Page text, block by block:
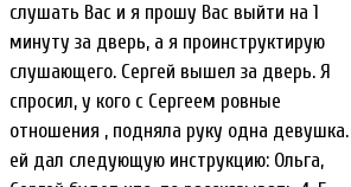
слушать Вас и я прошу Вас выйти на 1
минуту за дверь, а я проинструктирую
слушающего. Сергей вышел за дверь. Я
спросил, у кого с Сергеем ровные
отношения , подняла руку одна
ей дал следующую инструкцию: Ольга,